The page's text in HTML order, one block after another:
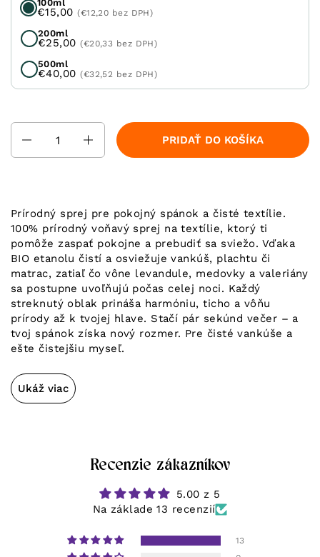
100ml
€15,00(€12,20 bez DPH)
200ml
€25,00(€20,33 bez DPH)
500ml
€40,00(€32,52 bez DPH)
PRIDAŤ DO KOŠÍKA
Prírodný sprej pre pokojný spánok a čisté textílie.
100% prírodný voňavý sprej na textílie, ktorý ti
pomôže zaspať pokojne a prebudiť sa sviežo. Vďaka
BIO etanolu čistí a osviežuje vankúš, plachtu či
matrac, zatiaľ čo vône levandule, medovky a valeriány
sa postupne uvoľňujú počas celej noci. Každý
streknutý oblak prináša harmóniu, ticho a vôňu
prírody až k tvojej hlave. Stačí pár sekúnd večer – a
tvoj spánok získa nový rozmer. Pre čisté vankúše a
ešte čistejšiu myseľ.
Ukáž viac
Recenzie zákazníkov
5.00 z 5
Na základe 13 recenzií
13